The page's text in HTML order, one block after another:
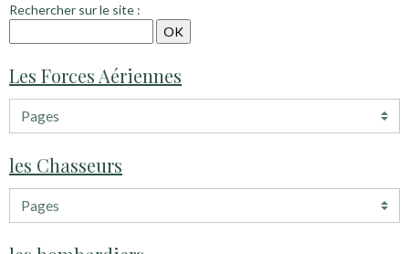
Rechercher sur le site :
Les Forces Aériennes
les Chasseurs